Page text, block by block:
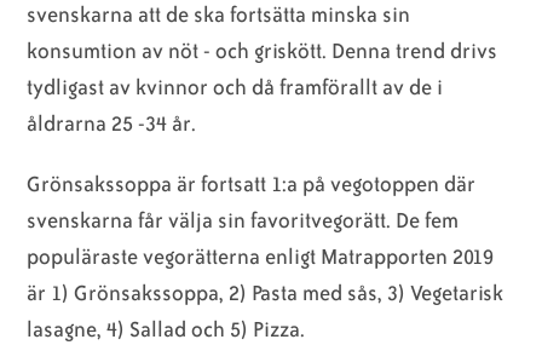
svenskarna att de ska fortsätta minska sin
konsumtion av nöt - och griskött. Denna trend drivs
tydligast av kvinnor och då framförallt av de i
åldrarna 25 -34 år.
Grönsakssoppa är fortsatt 1:a på vegotoppen där
svenskarna får välja sin favoritvegorätt. De fem
populäraste vegorätterna enligt Matrapporten 2019
är 1) Grönsakssoppa, 2) Pasta med sås, 3) Vegetarisk
lasagne, 4) Sallad och 5) Pizza.